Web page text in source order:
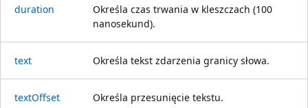
duration
Określa czas trwania w kleszczach (100
nanosekund).
text Określa tekst zdarzenia granicy słowa.
textOffset Określa przesunięcie tekstu.